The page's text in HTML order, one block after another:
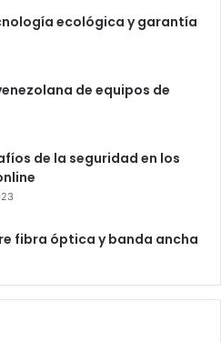
ecológica y garantía
de equipos de
de la seguridad en los
fibra óptica y banda ancha